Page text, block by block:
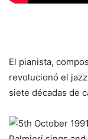
El pianista,
revolucionó el
siete décadas de